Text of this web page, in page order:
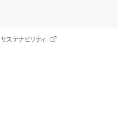
サステナビリティ